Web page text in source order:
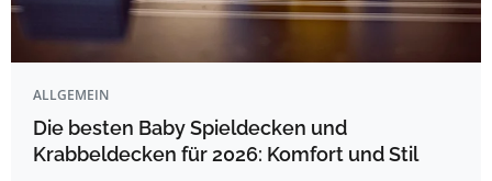
ALLGEMEIN
Die besten Baby Spieldecken und
Krabbeldecken für 2026: Komfort und Stil